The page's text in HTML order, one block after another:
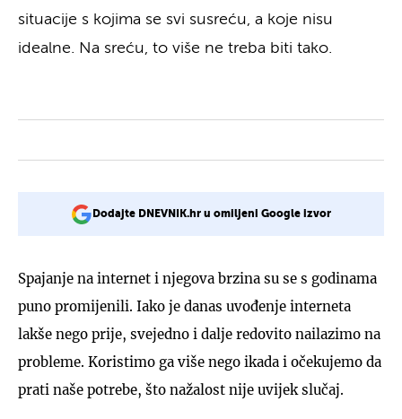
situacije s kojima se svi susreću, a koje nisu
idealne. Na sreću, to više ne treba biti tako.
Dodajte DNEVNIK.hr u omiljeni Google izvor
Spajanje na internet i njegova brzina su se s godinama
puno promijenili. Iako je danas uvođenje interneta
lakše nego prije, svejedno i dalje redovito nailazimo na
probleme. Koristimo ga više nego ikada i očekujemo da
prati naše potrebe, što nažalost nije uvijek slučaj.